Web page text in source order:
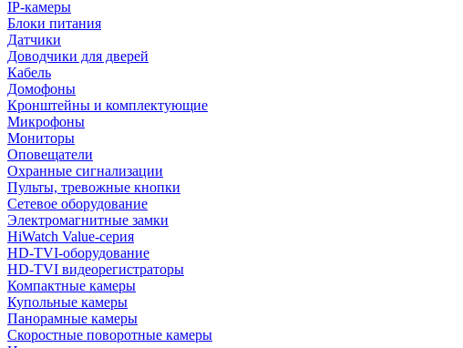
IP-камеры
Блоки питания
Датчики
Доводчики для дверей
Кабель
Домофоны
Кронштейны и комплектующие
Микрофоны
Мониторы
Оповещатели
Охранные сигнализации
Пульты, тревожные кнопки
Сетевое оборудование
Электромагнитные замки
HiWatch Value-серия
HD-TVI-оборудование
HD-TVI видеорегистраторы
Компактные камеры
Купольные камеры
Панорамные камеры
Скоростные поворотные камеры